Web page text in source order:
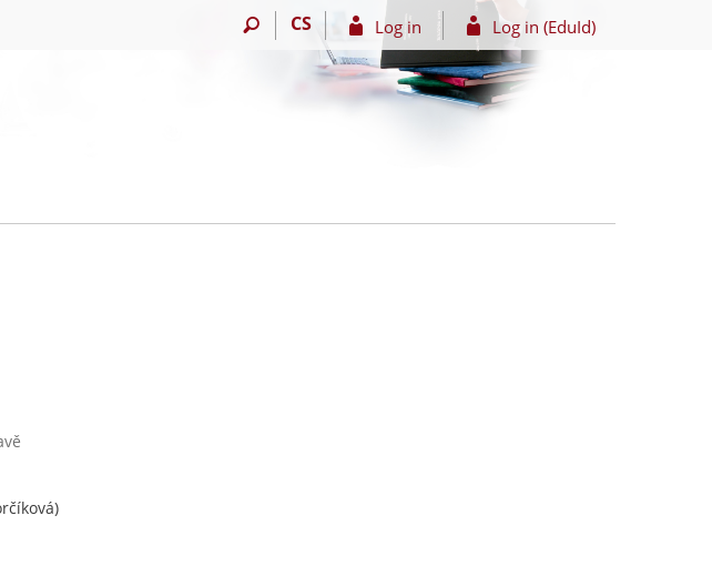
CS Log in Log in (EduId)